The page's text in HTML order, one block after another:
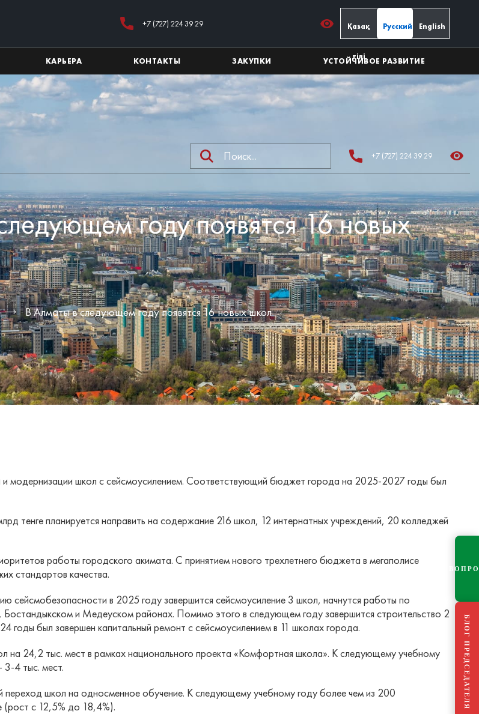
+7 (727) 224 39 29 Қазақ
тілі
Русский English
КАРЬЕРА КОНТАКТЫ ЗАКУПКИ УСТОЙЧИВОЕ РАЗВИТИЕ
+7 (727) 224 39 29
году появятся 16 новых
В Алматы в следующем году появятся 16 новых школ
модернизации школ с сейсмоусилением. Соответствующий бюджет города на 2025-2027 годы был
тенге планируется направить на содержание 216 школ, 12 интернатных учреждений, 20 колледжей
работы городского акимата. С принятием нового трехлетнего бюджета в мегаполисе
стандартов качества.
сейсмобезопасности в 2025 году завершится сейсмоусиление 3 школ, начнутся работы по
и Медеуском районах. Помимо этого в следующем году завершится строительство 2
был завершен капитальный ремонт с сейсмоусилением в 11 школах города.
на 24,2 тыс. мест в рамках национального проекта «Комфортная школа». К следующему учебному
3-4 тыс. мест.
школ на односменное обучение. К следующему учебному году более чем из 200
(рост с 12,5% до 18,4%).
БЛОГ ПРЕДСЕДАТЕЛЯ